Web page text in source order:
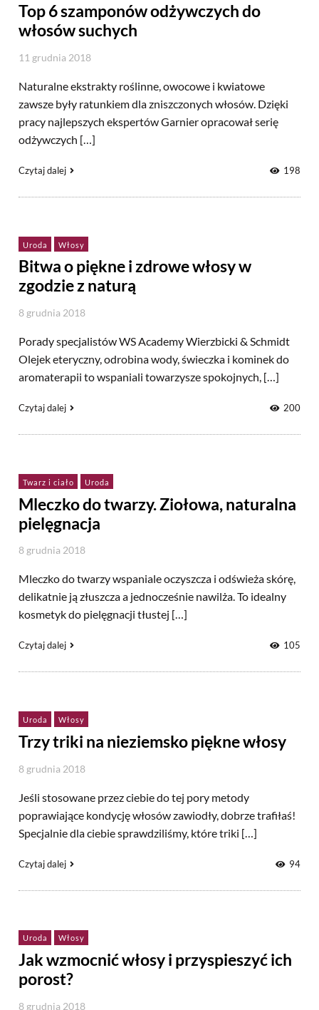
Top 6 szamponów odżywczych do
włosów suchych
11 grudnia 2018
Naturalne ekstrakty roślinne, owocowe i kwiatowe
zawsze były ratunkiem dla zniszczonych włosów. Dzięki
pracy najlepszych ekspertów Garnier opracował serię
odżywczych […]
Czytaj dalej 198
Uroda Włosy
Bitwa o piękne i zdrowe włosy w
zgodzie z naturą
8 grudnia 2018
Porady specjalistów WS Academy Wierzbicki & Schmidt
Olejek eteryczny, odrobina wody, świeczka i kominek do
aromaterapii to wspaniali towarzysze spokojnych, […]
Czytaj dalej 200
Twarz i ciało Uroda
Mleczko do twarzy. Ziołowa, naturalna
pielęgnacja
8 grudnia 2018
Mleczko do twarzy wspaniale oczyszcza i odświeża skórę,
delikatnie ją złuszcza a jednocześnie nawilża. To idealny
kosmetyk do pielęgnacji tłustej […]
Czytaj dalej 105
Uroda Włosy
Trzy triki na nieziemsko piękne włosy
8 grudnia 2018
Jeśli stosowane przez ciebie do tej pory metody
poprawiające kondycję włosów zawiodły, dobrze trafiłaś!
Specjalnie dla ciebie sprawdziliśmy, które triki […]
Czytaj dalej 94
Uroda Włosy
Jak wzmocnić włosy i przyspieszyć ich
porost?
8 grudnia 2018